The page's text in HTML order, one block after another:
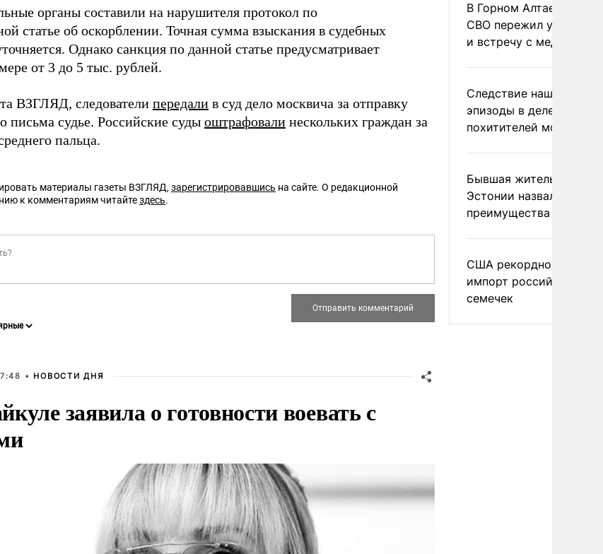
органы составили на нарушителя протокол по
статье об оскорблении. Точная сумма взыскания в судебных
Однако санкция по данной статье предусматривает
от 3 до 5 тыс. рублей.
ВЗГЛЯД, следователи передали в суд дело москвича за отправку
письма судье. Российские суды оштрафовали нескольких граждан за
пальца.
материалы газеты ВЗГЛЯД, зарегистрировавшись на сайте. О редакционной
к комментариям читайтездесь.
• НОВОСТИ ДНЯ
заявила о готовности воевать с
В Горном Алтае
СВО пережил удар
и встречу с медведем
Следствие нашло
эпизоды в деле
похитителей москвичек
Бывшая жительница
Эстонии назвала
преимущества России
США рекордно
импорт российских
семечек